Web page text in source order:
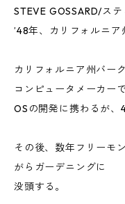
STEVE GOSSARD/ス
’48年、カリフォルニ
カリフォルニア州バー
コンピュータメーカー
OSの開発に携わるが、
その後、数年フリーモ
がらガーデニングに
没頭する。